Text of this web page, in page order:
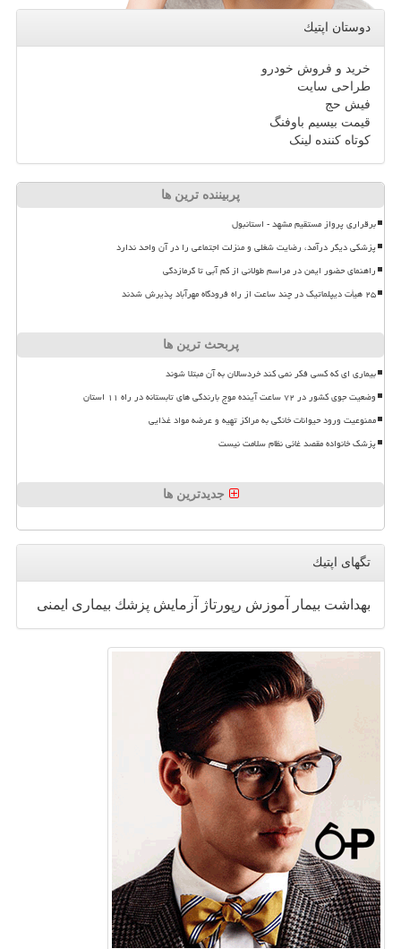
دوستان اپتیك
خرید و فروش خودرو
طراحی سایت
فیش حج
قیمت بیسیم باوفنگ
کوتاه کننده لینک
پربیننده ترین ها
برقراری پرواز مستقیم مشهد - استانبول
پزشکی دیگر درآمد، رضایت شغلی و منزلت اجتماعی را در آن واحد ندارد
راهنمای حضور ایمن در مراسم طولانی از کم آبی تا گرمازدگی
۲۵ هیأت دیپلماتیک در چند ساعت از راه فرودگاه مهرآباد پذیرش شدند
پربحث ترین ها
بیماری ای که کسی فکر نمی کند خردسالان به آن مبتلا شوند
وضعیت جوی کشور در ۷۲ ساعت آینده موج بارندگی های تابستانه در راه ۱۱ استان
ممنوعیت ورود حیوانات خانگی به مراکز تهیه و عرضه مواد غذایی
پزشک خانواده مقصد غائی نظام سلامت نیست
جدیدترین ها
تگهای اپتیك
بهداشت بیمار آموزش رپورتاژ آزمایش پزشك بیماری ایمنی